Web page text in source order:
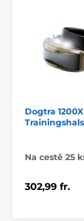
Gewicht 110 gr.
Vorteile
Dogtra
Na cestě 25
302,99 fr.